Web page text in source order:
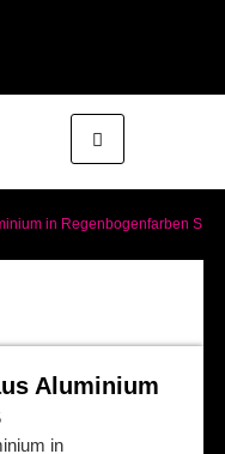
in Regenbogenfarben S
Aluminium
in